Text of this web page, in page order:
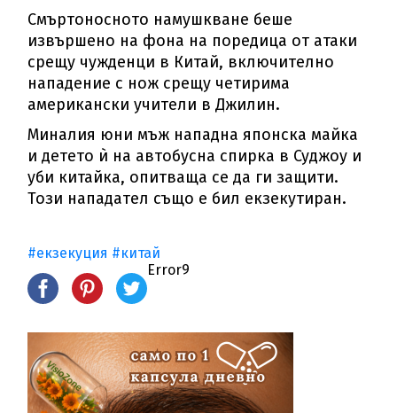
Смъртоносното намушкване беше
извършено на фона на поредица от атаки
срещу чужденци в Китай, включително
нападение с нож срещу четирима
американски учители в Джилин.
Миналия юни мъж нападна японска майка
и детето ѝ на автобусна спирка в Суджоу и
уби китайка, опитваща се да ги защити.
Този нападател също е бил екзекутиран.
#екзекуция #китай
Error9